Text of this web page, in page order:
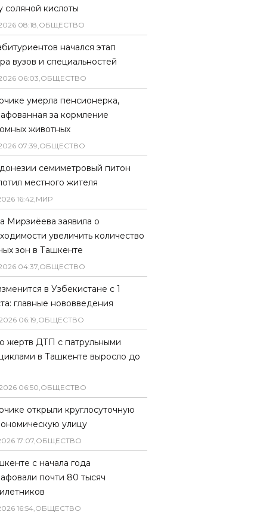
соляной кислоты
08:18,ОБЩЕСТВО
начался этап
вузов и специальностей
06:03,ОБЩЕСТВО
умерла пенсионерка,
за кормление
животных
07:39,ОБЩЕСТВО
семиметровый питон
местного жителя
16:42,МИР
Мирзиёева заявила о
увеличить количество
зон в Ташкенте
04:37,ОБЩЕСТВО
в Узбекистане с 1
главные нововведения
06:19,ОБЩЕСТВО
жертв ДТП с патрульными
в Ташкенте выросло до
06:50,ОБЩЕСТВО
открыли круглосуточную
улицу
17:07,ОБЩЕСТВО
с начала года
почти 80 тысяч
16:54,ОБЩЕСТВО